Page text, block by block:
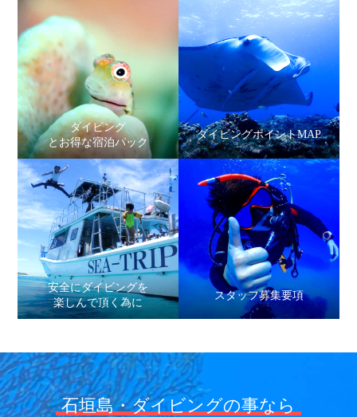
ダイビング
とお得な宿泊パック
ダイビングポイントMAP
安全にダイビングを
楽しんで頂く為に
スタッフ募集要項
石垣島・ダイビングの事なら